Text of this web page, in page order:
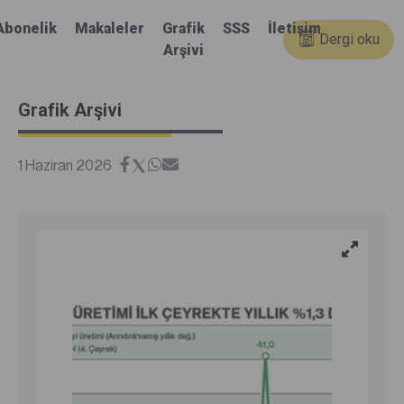
Makaleler
Grafik
Arşivi
SSS İletişim
Dergi oku
Grafik Arşivi
1 Haziran 2026